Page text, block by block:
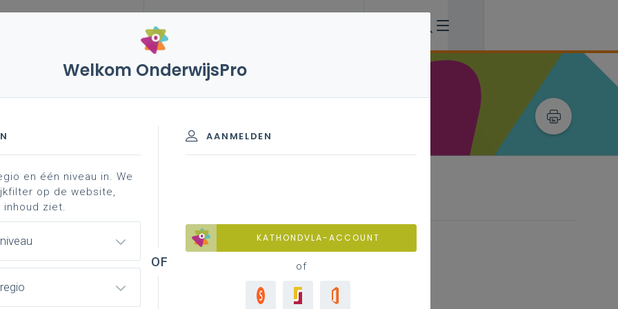
aan in de klas? Het Centrum voor
ontwikkelde een vijfstappenplan om
het bereiken van talige, literaire en
uitgewerkte lessen op basis van het
Welkom OnderwijsPro
AANMELDEN
KATHONDVLA-ACCOUNT
of
en één niveau in. We
op de website,
ziet.